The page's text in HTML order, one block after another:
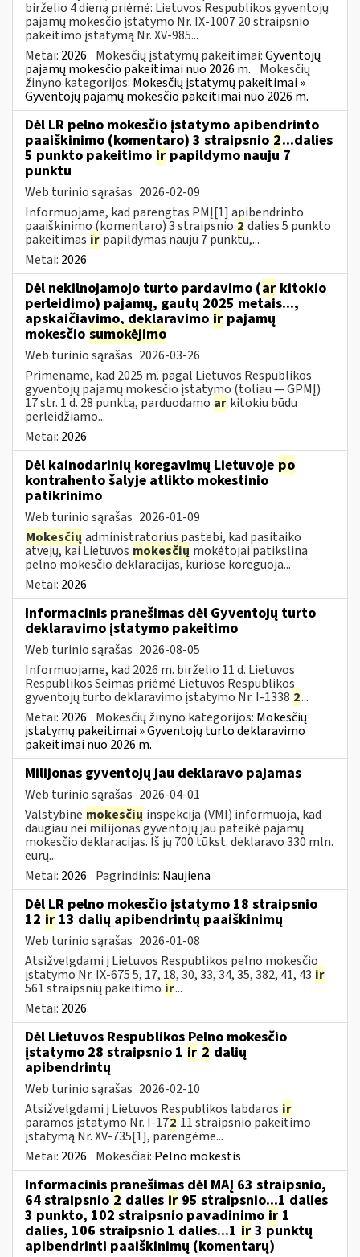
birželio 4 dieną priėmė: Lietuvos Respublikos gyventojų
pajamų mokesčio įstatymo Nr. IX-1007 20 straipsnio
pakeitimo įstatymą Nr. XV-985...
Metai: 2026 Mokesčių įstatymų pakeitimai:Gyventojų
pajamų mokesčio pakeitimai nuo 2026 m. Mokesčių
žinyno kategorijos: Mokesčių įstatymų pakeitimai »
Gyventojų pajamų mokesčio pakeitimai nuo 2026 m.
Dėl LR pelno mokesčio įstatymo apibendrinto
paaiškinimo (komentaro) 3 straipsnio 2...dalies
5 punkto pakeitimo ir papildymo nauju 7
punktu
Web turinio sąrašas 2026-02-09
Informuojame, kad parengtas PMĮ[1] apibendrinto
paaiškinimo (komentaro) 3 straipsnio 2 dalies 5 punkto
pakeitimas ir papildymas nauju 7 punktu,...
Metai: 2026
Dėl nekilnojamojo turto pardavimo (ar kitokio
perleidimo) pajamų, gautų 2025 metais...,
apskaičiavimo, deklaravimo ir pajamų
mokesčio sumokėjimo
Web turinio sąrašas 2026-03-26
Primename, kad 2025 m. pagal Lietuvos Respublikos
gyventojų pajamų mokesčio įstatymo (toliau — GPMĮ)
17 str. 1 d. 28 punktą, parduodamo ar kitokiu būdu
perleidžiamo...
Metai: 2026
Dėl kainodarinių koregavimų Lietuvoje po
kontrahento šalyje atlikto mokestinio
patikrinimo
Web turinio sąrašas 2026-01-09
Mokesčių administratorius pastebi, kad pasitaiko
atvejų, kai Lietuvos mokesčių mokėtojai patikslina
pelno mokesčio deklaracijas, kuriose koreguoja...
Metai: 2026
Informacinis pranešimas dėl Gyventojų turto
deklaravimo įstatymo pakeitimo
Web turinio sąrašas 2026-08-05
Informuojame, kad 2026 m. birželio 11 d. Lietuvos
Respublikos Seimas priėmė Lietuvos Respublikos
gyventojų turto deklaravimo įstatymo Nr. I-1338 2...
Metai: 2026 Mokesčių žinyno kategorijos: Mokesčių
įstatymų pakeitimai » Gyventojų turto deklaravimo
pakeitimai nuo 2026 m.
Milijonas gyventojų jau deklaravo pajamas
Web turinio sąrašas 2026-04-01
Valstybinė mokesčių inspekcija (VMI) informuoja, kad
daugiau nei milijonas gyventojų jau pateikė pajamų
mokesčio deklaracijas. Iš jų 700 tūkst. deklaravo 330 mln.
eurų...
Metai: 2026 Pagrindinis: Naujiena
Dėl LR pelno mokesčio įstatymo 18 straipsnio
12 ir 13 dalių apibendrintų paaiškinimų
Web turinio sąrašas 2026-01-08
Atsižvelgdami į Lietuvos Respublikos pelno mokesčio
įstatymo Nr. IX-675 5, 17, 18, 30, 33, 34, 35, 382, 41, 43 ir
561 straipsnių pakeitimo ir...
Metai: 2026
Dėl Lietuvos Respublikos Pelno mokesčio
įstatymo 28 straipsnio 1 ir 2 dalių
apibendrintų
Web turinio sąrašas 2026-02-10
Atsižvelgdami į Lietuvos Respublikos labdaros ir
paramos įstatymo Nr. I-172 11 straipsnio pakeitimo
įstatymą Nr. XV-735[1], parengėme...
Metai: 2026 Mokesčiai: Pelno mokestis
Informacinis pranešimas dėl MAĮ 63 straipsnio,
64 straipsnio 2 dalies ir 95 straipsnio...1 dalies
3 punkto, 102 straipsnio pavadinimo ir 1
dalies, 106 straipsnio 1 dalies...1 ir 3 punktų
apibendrinti paaiškinimų (komentarų)